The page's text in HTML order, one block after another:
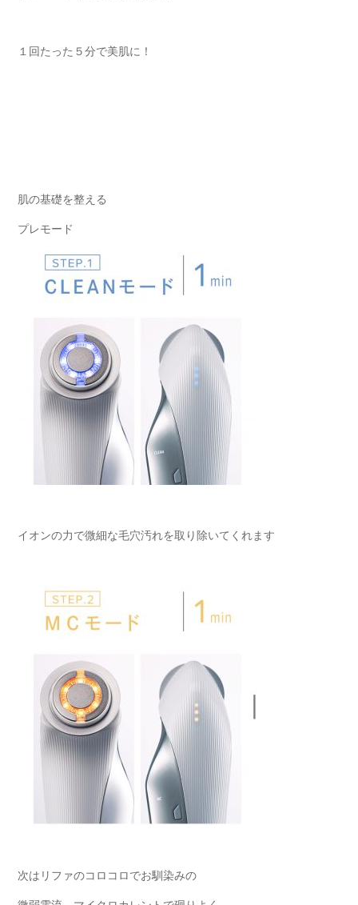
１回たった５分で美肌に！
肌の基礎を整える
プレモード
イオンの力で微細な毛穴汚れを取り除いてくれます
次はリファのコロコロでお馴染みの